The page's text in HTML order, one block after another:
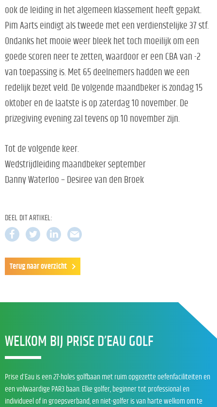
ook de leiding in het algemeen klassement heeft gepakt.
Pim Aarts eindigt als tweede met een verdienstelijke 37 stf.
Ondanks het mooie weer bleek het toch moeilijk om een
goede scoren neer te zetten, waardoor er een CBA van -2
van toepassing is. Met 65 deelnemers hadden we een
redelijk bezet veld. De volgende maandbeker is zondag 15
oktober en de laatste is op zaterdag 10 november. De
prizegiving evening zal tevens op 10 november zijn.
Tot de volgende keer.
Wedstrijdleiding maandbeker september
Danny Waterloo – Desiree van den Broek
DEEL DIT ARTIKEL:
Terug naar overzicht
WELKOM BIJ PRISE D’EAU GOLF
Prise d’Eau is een 27-holes golfbaan met ruim opgezette oefenfaciliteiten en
een volwaardige PAR3 baan. Elke golfer, beginner tot professional en
individueel of in groepsverband, en niet-golfer is van harte welkom om te